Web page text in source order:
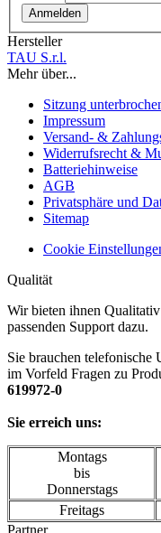
Anmelden
Hersteller
TAU S.r.l.
Mehr über...
Sitzung
Impressum
Versand- &
Widerrufsrecht &
Batteriehinweise
AGB
Privatsphäre und
Sitemap
Cookie
Qualität
Wir bieten ihnen
passenden Support dazu.
Sie brauchen telefonische
im Vorfeld Fragen zu
619972-0
Sie erreich uns:
Montags
bis
Donnerstags
Freitags